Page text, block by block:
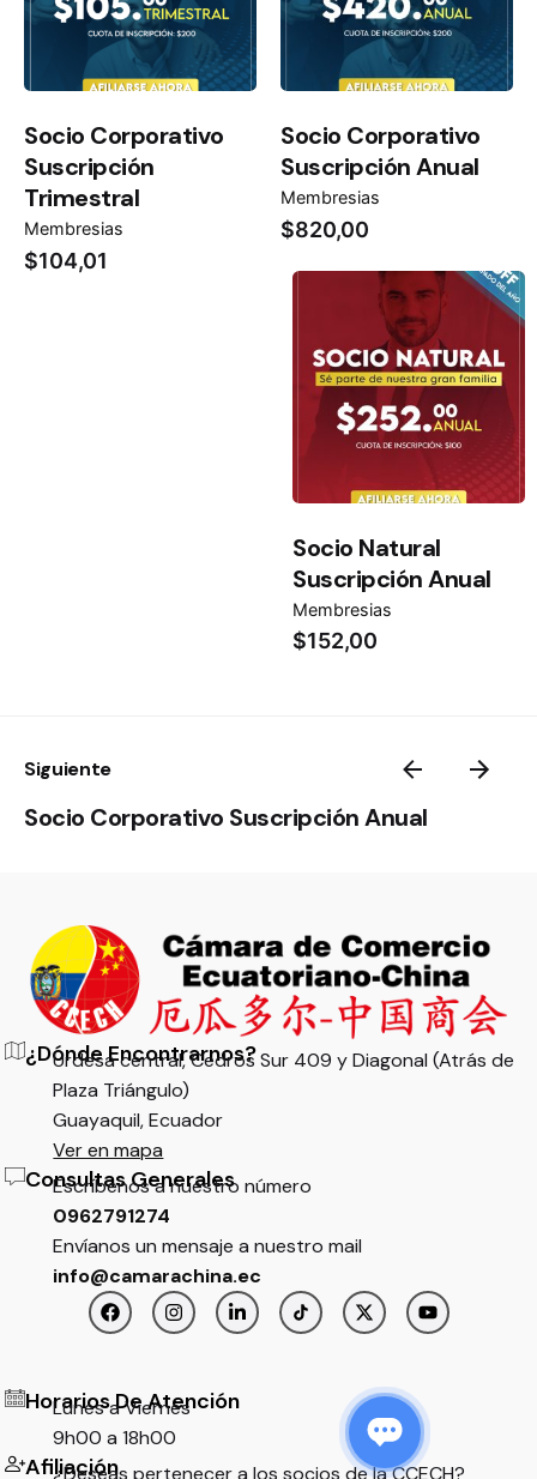
$62,01
Socio Corporativo
Suscripción
Trimestral
Membresias
$104,01
Socio Corporativo
Suscripción Anual
Membresias
$820,00
Socio Natural
Suscripción Anual
Membresias
$152,00
Siguiente
Socio Corporativo Suscripción Anual
¿Dónde Encontrarnos?
Urdesa central, Cedros Sur 409 y Diagonal (Atrás de
Plaza Triángulo)
Guayaquil, Ecuador
Ver en mapa
Consultas Generales
Escríbenos a nuestro número
0962791274
Envíanos un mensaje a nuestro mail
info@camarachina.ec
Horarios De Atención
Lunes a Viernes
9h00 a 18h00
Afiliación
¿Deseas pertenecer a los socios de la CCECH?